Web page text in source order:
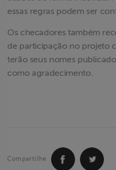
essas regras podem ser
Os checadores também
de participação no projeto
terão seus nomes
como agradecimento.
Compartilhe